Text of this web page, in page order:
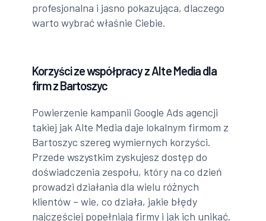
profesjonalna i jasno pokazująca, dlaczego
warto wybrać właśnie Ciebie.
Korzyści ze współpracy z Alte Media dla
firm z Bartoszyc
Powierzenie kampanii Google Ads agencji
takiej jak Alte Media daje lokalnym firmom z
Bartoszyc szereg wymiernych korzyści.
Przede wszystkim zyskujesz dostęp do
doświadczenia zespołu, który na co dzień
prowadzi działania dla wielu różnych
klientów – wie, co działa, jakie błędy
najczęściej popełniają firmy i jak ich unikać.